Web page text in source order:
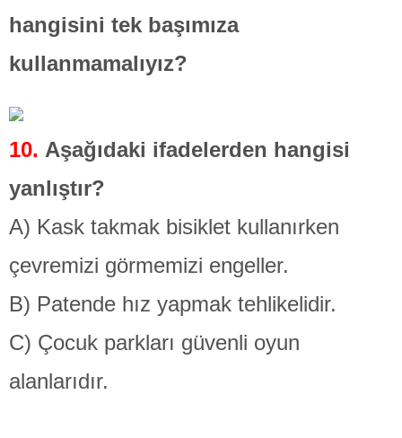
hangisini tek başımıza
kullanmamalıyız?
10. Aşağıdaki ifadelerden hangisi
yanlıştır?
A) Kask takmak bisiklet kullanırken
çevremizi görmemizi engeller.
B) Patende hız yapmak tehlikelidir.
C) Çocuk parkları güvenli oyun
alanlarıdır.